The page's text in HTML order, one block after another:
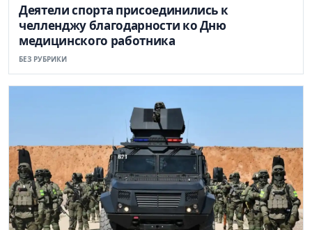
Деятели спорта присоединились к
челленджу благодарности ко Дню
медицинского работника
БЕЗ РУБРИКИ